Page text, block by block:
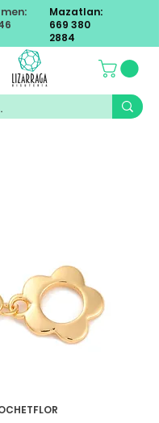
Mazatlan:
669 380
2884